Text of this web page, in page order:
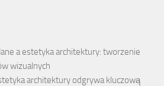
a estetyka architektury: tworzenie
wizualnych
architektury odgrywa kluczową